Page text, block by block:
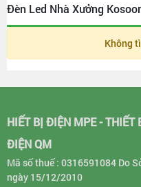
Đèn Led Nhà Xưởng
Không
HIẾT BỊ ĐIỆN MPE - THIẾT
ĐIỆN QM
Mã số thuế : 0316591084 Do
ngày 15/12/2010